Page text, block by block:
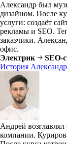
Александр был
дизайном. После
услуги: создаёт
рекламы и SEO.
заказчики.
офис.
Электрик
SEO-
История
Андрей
компании.